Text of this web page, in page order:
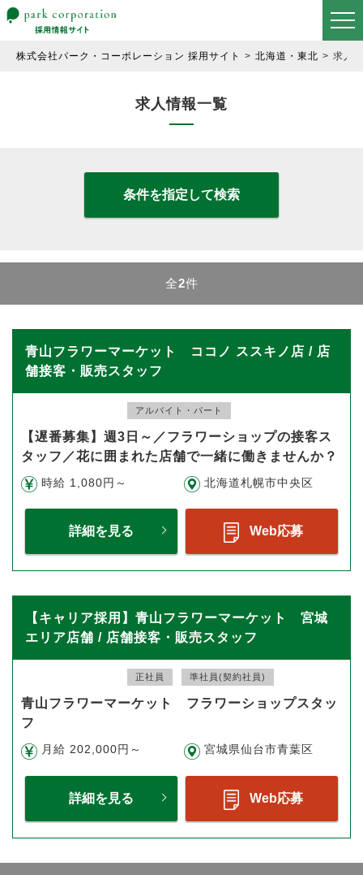
株式会社パーク・コーポレーション 採用サイト 北海道・東北 求人
求人情報一覧
条件を指定して検索
全2件
青山フラワーマーケット ココノ ススキノ店 / 店
舗接客・販売スタッフ
アルバイト・パート
【遅番募集】週3日～／フラワーショップの接客ス
タッフ／花に囲まれた店舗で一緒に働きませんか？
時給 1,080円～ 北海道札幌市中央区
詳細を見る Web応募
【キャリア採用】青山フラワーマーケット 宮城
エリア店舗 / 店舗接客・販売スタッフ
正社員 準社員(契約社員)
青山フラワーマーケット フラワーショップスタッ
フ
月給 202,000円～ 宮城県仙台市青葉区
詳細を見る Web応募